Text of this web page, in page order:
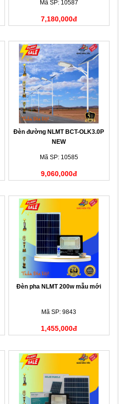
Mã SP: 10587
7,180,000đ
Đèn đường NLMT BCT-OLK3.0P
NEW
Mã SP: 10585
9,060,000đ
Đèn pha NLMT 200w mẫu mới
Mã SP: 9843
1,455,000đ